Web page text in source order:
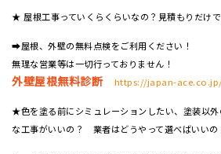
★ 屋根工事っていくらくらいなの？見積もりだけ
➡屋根、外壁の無料点検をご利用ください！
無理な営業等は一切行っておりません！
外壁屋根無料診断 https://japan-
★色を塗る前にシミュレーションしたい、塗装以
な工事がいいの？ 業者はどうやって選べばいいの